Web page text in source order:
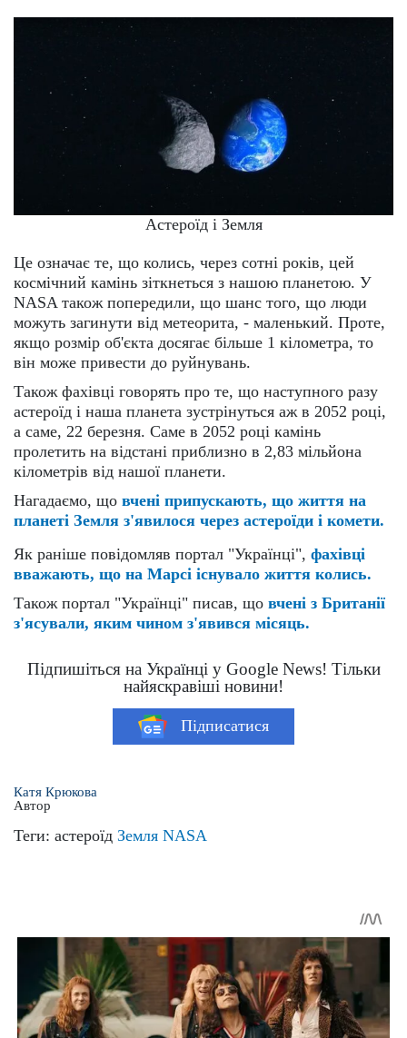
Астероїд і Земля
Це означає те, що колись, через сотні років, цей
космічний камінь зіткнеться з нашою планетою. У
NASA також попередили, що шанс того, що люди
можуть загинути від метеорита, - маленький. Проте,
якщо розмір об'єкта досягає більше 1 кілометра, то
він може привести до руйнувань.
Також фахівці говорять про те, що наступного разу
астероїд і наша планета зустрінуться аж в 2052 році,
а саме, 22 березня. Саме в 2052 році камінь
пролетить на відстані приблизно в 2,83 мільйона
кілометрів від нашої планети.
Нагадаємо, що вчені припускають, що життя на
планеті Земля з'явилося через астероїди і комети.
Як раніше повідомляв портал "Українці", фахівці
вважають, що на Марсі існувало життя колись.
Також портал "Українці" писав, що вчені з Британії
з'ясували, яким чином з'явився місяць.
Підпишіться на Українці у Google News! Тільки
найяскравіші новини!
Підписатися
Катя Крюкова
Автор
Теги: астероїд Земля NASA